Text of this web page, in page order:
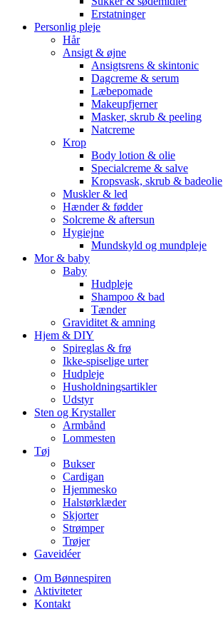
Erstatninger
Personlig pleje
Hår
Ansigt & øjne
Ansigtsrens & skintonic
Dagcreme & serum
Læbepomade
Makeupfjerner
Masker, skrub & peeling
Natcreme
Krop
Body lotion & olie
Specialcreme & salve
Kropsvask, skrub & badeolie
Muskler & led
Hænder & fødder
Solcreme & aftersun
Hygiejne
Mundskyld og mundpleje
Mor & baby
Baby
Hudpleje
Shampoo & bad
Tænder
Graviditet & amning
Hjem & DIY
Spireglas & frø
Ikke-spiselige urter
Hudpleje
Husholdningsartikler
Udstyr
Sten og Krystaller
Armbånd
Lommesten
Tøj
Bukser
Cardigan
Hjemmesko
Halstørklæder
Skjorter
Strømper
Trøjer
Gaveidéer
Om Bønnespiren
Aktiviteter
Kontakt